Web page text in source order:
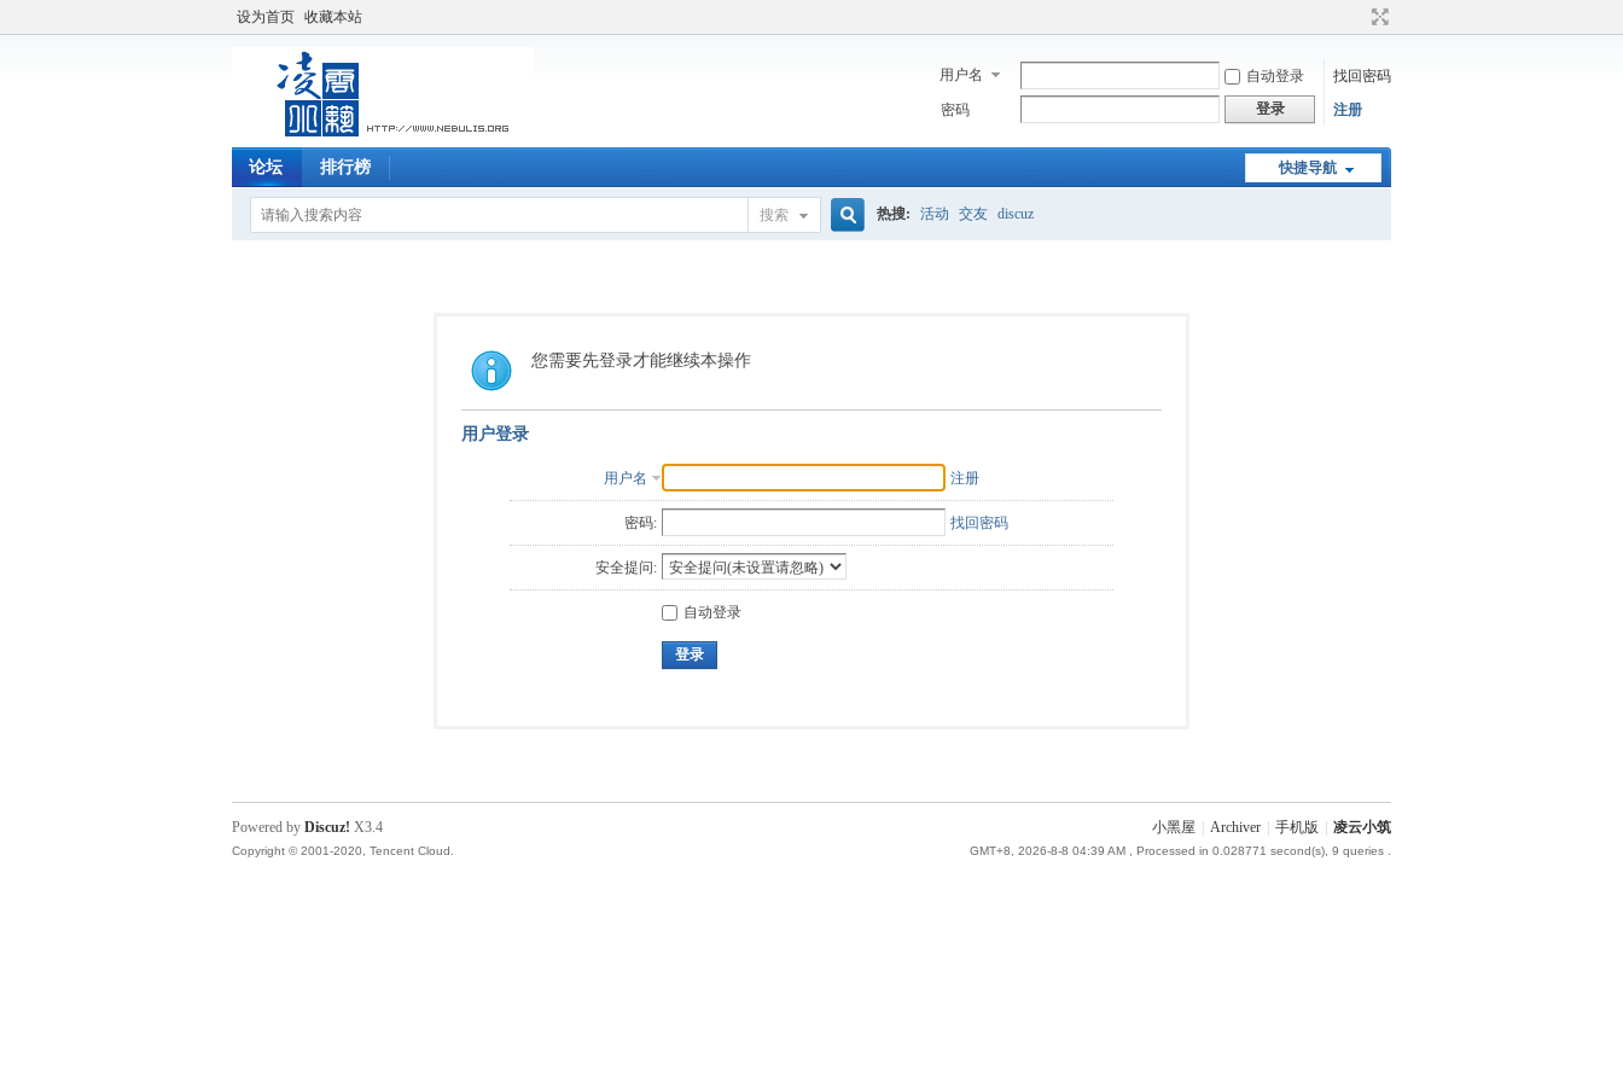
设为首页 收藏本站
用户名 自动登录
找回密码
密码
登录 注册
快捷导航
论坛 排行榜
搜索 热搜: 活动 交友 discuz
您需要先登录才能继续本操作
用户登录
用户名 注册
密码: 找回密码
安全提问:
自动登录
登录
小黑屋 Archiver 手机版 凌云小筑
GMT+8, 2026-8-8 04:39 AM , Processed in 0.028771 second(s), 9 queries .
Powered by Discuz! X3.4
Copyright © 2001-2020, Tencent Cloud.